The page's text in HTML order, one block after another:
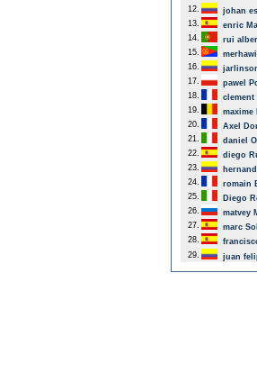
12.
johan
13.
enric
14.
rui
15.
16.
17.
pawel
18.
clement
19.
maxime
20.
Axel
21.
daniel
22.
diego
23.
24.
romain
25.
Diego
26.
matvey
27.
marc
28.
29.
juan